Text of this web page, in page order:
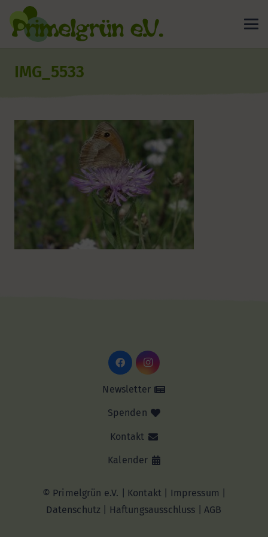
IMG_5533
Newsletter
Spenden
Kontakt
Kalender
© Primelgrün e.V. | Kontakt Impressum
Datenschutz
Haftungsausschluss |AGB